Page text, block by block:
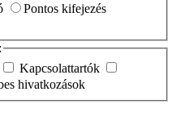
Pontos kifejezés
Kapcsolattartók
hivatkozások